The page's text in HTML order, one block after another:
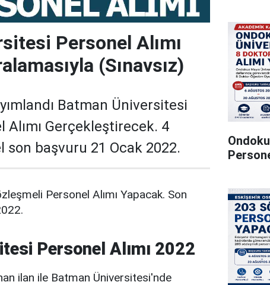
Personel Alımı
(Sınavsız)
Batman Üniversitesi
Alımı Gerçekleştirecek. 4
son başvuru 21 Ocak 2022.
Personel Alımı Yapacak. Son
Personel Alımı 2022
ilan ile Batman Üniversitesi'nde